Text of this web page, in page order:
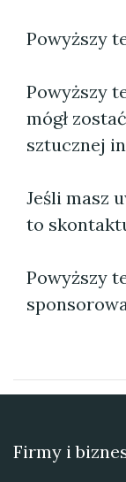
Powyższy
Powyższy
mógł
sztucznej
Jeśli masz
to
Powyższy
Firmy i